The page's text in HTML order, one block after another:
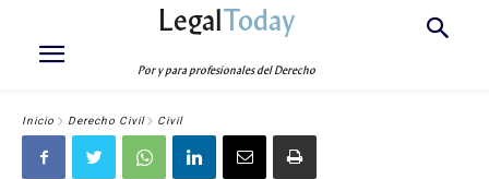
LegalToday
Por y para profesionales del Derecho
Inicio Derecho Civil Civil